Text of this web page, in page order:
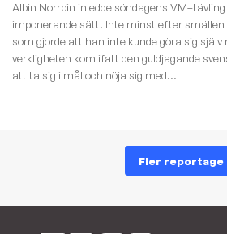
Albin Norrbin inledde söndagens
imponerande sätt. Inte minst efter smällen
som gjorde att han inte kunde göra sig
verkligheten kom ifatt den guldjagande
att ta sig i mål och nöja sig med...
Fler reportage